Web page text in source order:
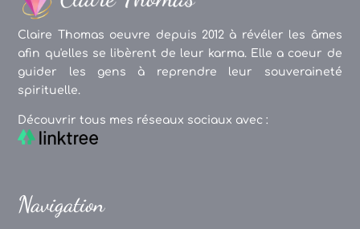
Claire Thomas oeuvre depuis 2012 à révéler les âmes
afin qu'elles se libèrent de leur karma. Elle a coeur de
guider les gens à reprendre leur souveraineté
spirituelle.
Découvrir tous mes réseaux sociaux avec :
Navigation